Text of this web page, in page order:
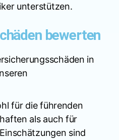
unterstützen.
bewerten
in
für die führenden
als auch für
sind